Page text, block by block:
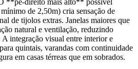
de 2,50m) cria sensação de
de tijolos extras. Janelas maiores que
natural e ventilação, reduzindo
A integração visual entre interior e
quintais, varandas com continuidade
em casas térreas que em sobrados.